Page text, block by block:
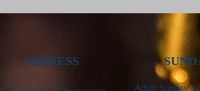
ADDRESS
Adult Sunday